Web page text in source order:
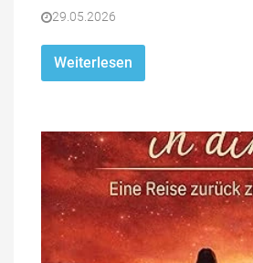
29.05.2026
Weiterlesen